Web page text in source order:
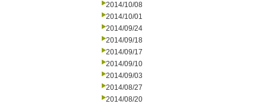
2014/10/08
2014/10/01
2014/09/24
2014/09/18
2014/09/17
2014/09/10
2014/09/03
2014/08/27
2014/08/20